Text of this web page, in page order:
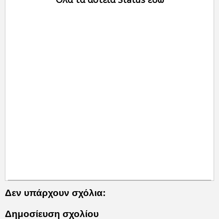
Δεν υπάρχουν σχόλια:
Δημοσίευση σχολίου